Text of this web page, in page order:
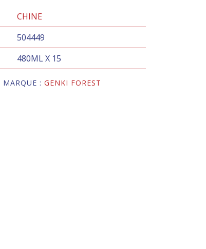
CHINE
504449
480ML X 15
MARQUE :GENKI FOREST